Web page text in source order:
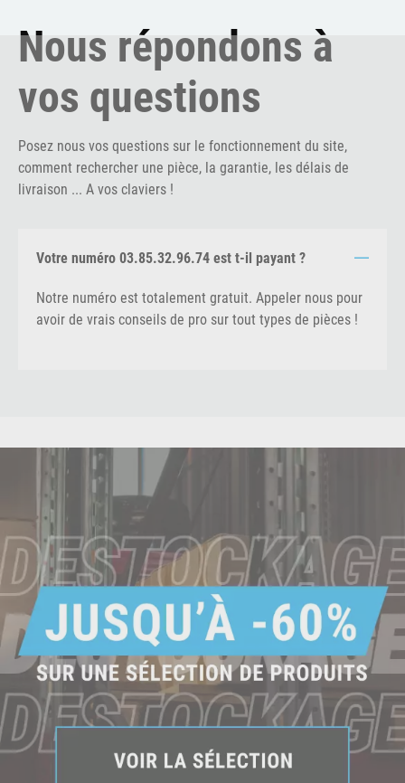
Nous répondons à
vos questions
Posez nous vos questions sur le fonctionnement du site,
comment rechercher une pièce, la garantie, les délais de
livraison ... A vos claviers !
Votre numéro 03.85.32.96.74 est t-il payant ?
Notre numéro est totalement gratuit. Appeler nous pour
avoir de vrais conseils de pro sur tout types de pièces !